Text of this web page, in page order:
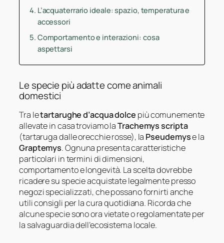
L’acquaterrario ideale: spazio, temperatura e
accessori
Comportamento e interazioni: cosa
aspettarsi
Le specie più adatte come animali
domestici
Tra letartarughe d’acqua dolce più comunemente
allevate in casa troviamo laTrachemys scripta
(tartaruga dalle orecchie rosse), la Pseudemyse la
Graptemys. Ognuna presenta caratteristiche
particolari in termini di dimensioni,
comportamento e longevità. La scelta dovrebbe
ricadere su specie acquistate legalmente presso
negozi specializzati, che possano fornirti anche
utili consigli per la cura quotidiana. Ricorda che
alcune specie sono ora vietate o regolamentate per
la salvaguardia dell’ecosistema locale.